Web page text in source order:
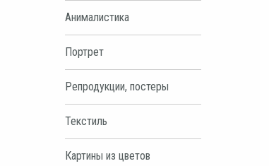
Анималистика
Портрет
Репродукции, постеры
Текстиль
Картины из цветов